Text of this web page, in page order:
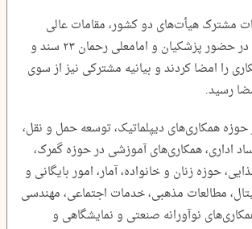
مشترک هیأت‌های دو کشور، مقامات عالی
ایران و تاجیکستان در حضور پزشکیان و امامعلی رحمان ۲۳ سند و
را امضا کردند و بیانیه مشترکی نیز از سوی
رسید.
همکاری‌های دیپلماتیک، توسعه حمل و نقل،
اداری، همکاری‌های آموزشی در حوزه گمرک،
حوزه زنان و خانواده، آمار، امور بایگانی و
مطالعات مذهبی، خدمات اجتماعی، مهندسی
نوآورانه صنعتی و نمایشگاهی و